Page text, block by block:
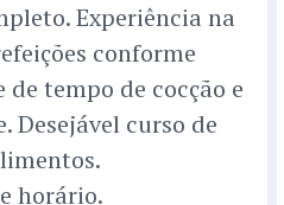
Experiência na
conforme
tempo de cocção e
Desejável curso de
horário.